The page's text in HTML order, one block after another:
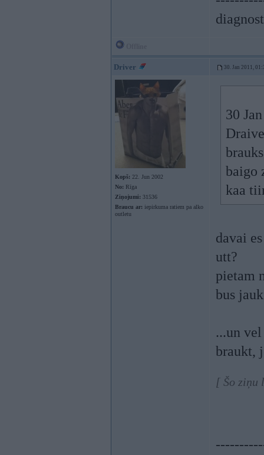
Driver 30. Jan 2011,
Kopš: 22. Jun 2002
No: Rīga
Ziņojumi: 31536
Braucu ar: iepirkuma ratiem pa alko
outletu
30
baigo
kaa
davai
utt?
pietam
bus
...un
braukt,
[ Šo ziņu